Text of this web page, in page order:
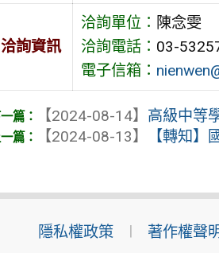
洽詢資訊
洽詢單位： 陳念雯
洽詢電話： 03-
電子信箱：
【2024-08-14】 高級中等
【2024-08-13】
【轉知
隱私權政策 著作權聲